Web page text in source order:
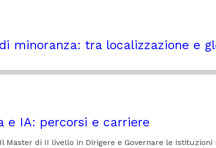
minoranza: tra localizzazione e
e IA: percorsi e carriere
Il Master di II livello in Dirigere e Governare le Istituzioni